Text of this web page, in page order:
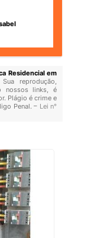
Residencial em
reprodução,
nossos links, é
Plágio é crime e
Penal. – Lei n°